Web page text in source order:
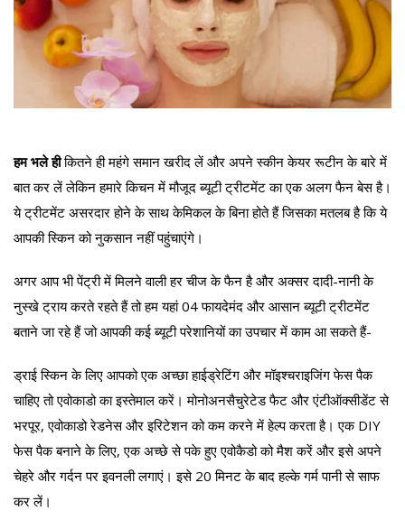
हम भले हीकितने ही महंगे समान खरीद लें और अपने स्कीन केयर रूटीन के बारे में
बात कर लें लेकिन हमारे किचन में मौजूद ब्यूटी ट्रीटमेंट का एक अलग फैन बेस है।
ये ट्रीटमेंट असरदार होने के साथ केमिकल के बिना होते हैं जिसका मतलब है कि ये
आपकी स्किन को नुकसान नहीं पहुंचाएंगे।
अगर आप भी पेंट्री में मिलने वाली हर चीज के फैन है और अक्सर दादी-नानी के
नुस्खे ट्राय करते रहते हैं तो हम यहां 04 फायदेमंद और आसान ब्यूटी ट्रीटमेंट
बताने जा रहे हैं जो आपकी कई ब्यूटी परेशानियों का उपचार में काम आ सकते हैं-
ड्राई स्किन के लिए आपको एक अच्छा हाईड्रेटिंग और मॉइश्चराइजिंग फेस पैक
चाहिए तो एवोकाडो का इस्तेमाल करें। मोनोअनसैचुरेटेड फैट और एंटीऑक्सीडेंट से
भरपूर, एवोकाडो रेडनेस और इरिटेशन को कम करने में हेल्प करता है। एक DIY
फेस पैक बनाने के लिए, एक अच्छे से पके हुए एवोकैडो को मैश करें और इसे अपने
चेहरे और गर्दन पर इवनली लगाएं। इसे 20 मिनट के बाद हल्के गर्म पानी से साफ
कर लें।